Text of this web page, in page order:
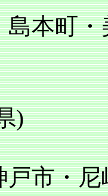
原町
)
市・